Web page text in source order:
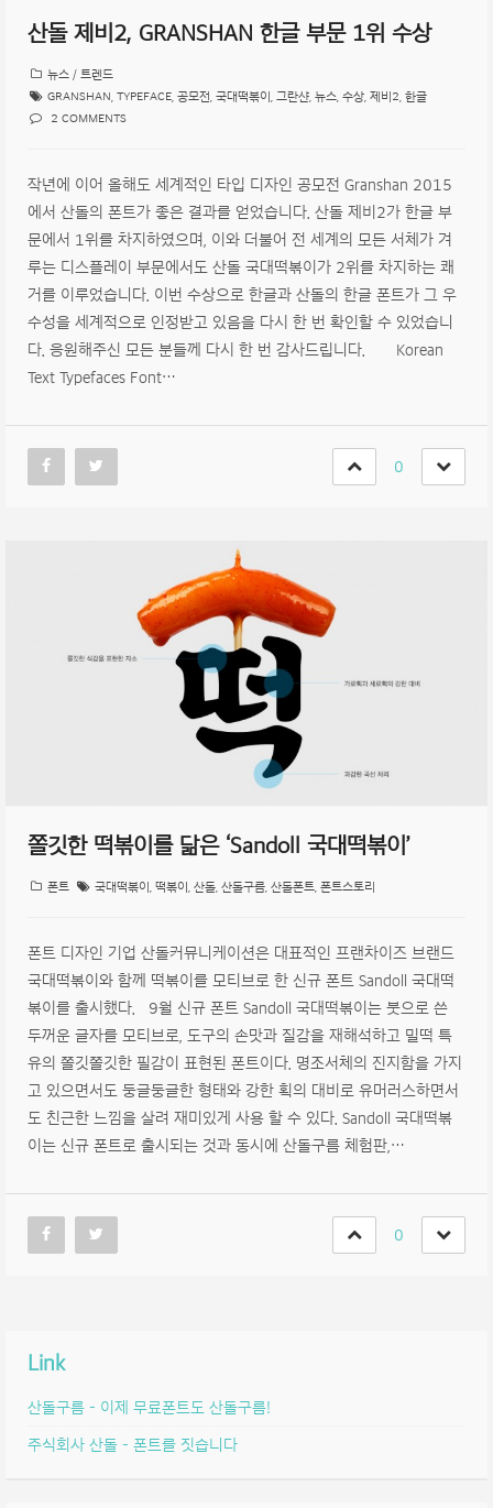
산돌 제비2, GRANSHAN 한글 부문 1위 수상
뉴스 / 트렌드
GRANSHAN TYPEFACE 공모전 국대떡볶이 그란샨 뉴스 수상 제비2 한글
2 COMMENTS
작년에 이어 올해도 세계적인 타입 디자인 공모전 Granshan 2015
에서 산돌의 폰트가 좋은 결과를 얻었습니다. 산돌 제비2가 한글 부
문에서 1위를 차지하였으며, 이와 더불어 전 세계의 모든 서체가 겨
루는 디스플레이 부문에서도 산돌 국대떡볶이가 2위를 차지하는 쾌
거를 이루었습니다. 이번 수상으로 한글과 산돌의 한글 폰트가 그 우
수성을 세계적으로 인정받고 있음을 다시 한 번 확인할 수 있었습니
다. 응원해주신 모든 분들께 다시 한 번 감사드립니다. Korean
Text Typefaces Font…
0
쫄깃한 떡볶이를 닮은 ‘Sandoll 국대떡볶이’
폰트 국대떡볶이 떡볶이 산돌 산돌구름 산돌폰트 폰트스토리
폰트 디자인 기업 산돌커뮤니케이션은 대표적인 프랜차이즈 브랜드
국대떡볶이와 함께 떡볶이를 모티브로 한 신규 폰트 Sandoll 국대떡
볶이를 출시했다. 9월 신규 폰트 Sandoll 국대떡볶이는 붓으로 쓴
두꺼운 글자를 모티브로, 도구의 손맛과 질감을 재해석하고 밀떡 특
유의 쫄깃쫄깃한 필감이 표현된 폰트이다. 명조서체의 진지함을 가지
고 있으면서도 둥글둥글한 형태와 강한 획의 대비로 유머러스하면서
도 친근한 느낌을 살려 재미있게 사용 할 수 있다. Sandoll 국대떡볶
이는 신규 폰트로 출시되는 것과 동시에 산돌구름 체험판,…
0
Link
산돌구름 – 이제 무료폰트도 산돌구름!
주식회사 산돌 – 폰트를 짓습니다